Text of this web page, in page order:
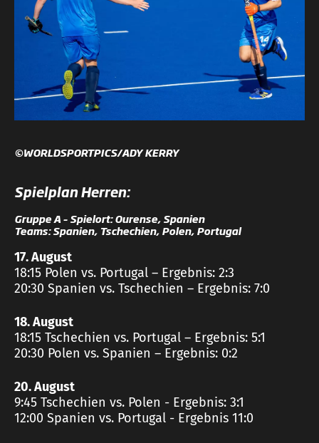
©WORLDSPORTPICS/ADY KERRY
Spielplan Herren:
Gruppe A – Spielort: Ourense, Spanien
Teams: Spanien, Tschechien, Polen, Portugal
17. August
18:15 Polen vs. Portugal – Ergebnis: 2:3
20:30 Spanien vs. Tschechien – Ergebnis: 7:0
18. August
18:15 Tschechien vs. Portugal – Ergebnis: 5:1
20:30 Polen vs. Spanien – Ergebnis: 0:2
20. August
9:45 Tschechien vs. Polen - Ergebnis: 3:1
12:00 Spanien vs. Portugal - Ergebnis 11:0